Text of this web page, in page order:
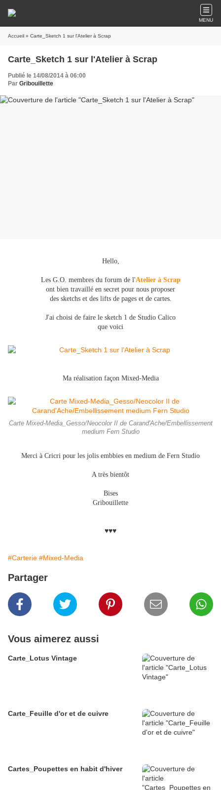
MENU
Accueil » Carte_Sketch 1 sur l'Atelier à Scrap
Carte_Sketch 1 sur l'Atelier à Scrap
Publié le 14/08/2014 à 06:00
Par Gribouillette
Hello,
Les G.O. membres du forum de l'Atelier à Scrap
ont bien travaillé en secret pour nous proposer
des sketchs et des lifts de pages et de cartes.
J'ai choisi de faire le sketch 1 de Studio Calico
que voici
Ma réalisation façon Mixed-Media
Carte Mixed-Media_Gesso/Neocolor II de Carand'Ache/Embellissement
medium Fern Studio
Merci à Cricri pour les jolis embbies en medium de Fern Studio
A très bientôt
Bises
Gribouillette
♥♥♥
#Carterie #Mixed-Media
Partager
Vous aimerez aussi
Carte_Lotus Vintage
Carte_Feuille d'or et de cuivre
Cartes_Poupettes en habit d'hiver